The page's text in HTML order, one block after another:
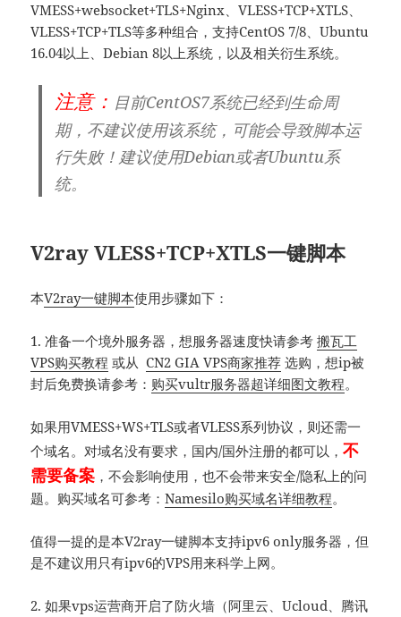
VMESS+websocket+TLS+Nginx、VLESS+TCP+XTLS、
VLESS+TCP+TLS等多种组合，支持CentOS 7/8、Ubuntu
16.04以上、Debian 8以上系统，以及相关衍生系统。
注意： 目前CentOS7系统已经到生命周
期，不建议使用该系统，可能会导致脚本运
行失败！建议使用Debian或者Ubuntu系
统。
V2ray VLESS+TCP+XTLS一键脚本
本V2ray一键脚本使用步骤如下：
1. 准备一个境外服务器，想服务器速度快请参考搬瓦工
VPS购买教程 或从CN2 GIA VPS商家推荐 选购，想ip被
封后免费换请参考： 购买vultr服务器超详细图文教程。
如果用VMESS+WS+TLS或者VLESS系列协议，则还需一
个域名。对域名没有要求，国内/国外注册的都可以，不
需要备案 ，不会影响使用，也不会带来安全/隐私上的问
题。购买域名可参考：Namesilo购买域名详细教程。
值得一提的是本V2ray一键脚本支持ipv6 only服务器，但
是不建议用只有ipv6的VPS用来科学上网。
2. 如果vps运营商开启了防火墙（阿里云、Ucloud、腾讯